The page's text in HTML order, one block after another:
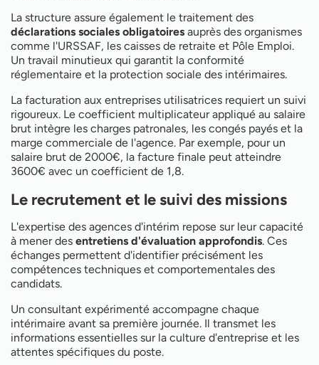
La structure assure également le traitement des
déclarations sociales obligatoires auprès des organismes
comme l'URSSAF, les caisses de retraite et Pôle Emploi.
Un travail minutieux qui garantit la conformité
réglementaire et la protection sociale des intérimaires.
La facturation aux entreprises utilisatrices requiert un suivi
rigoureux. Le coefficient multiplicateur appliqué au salaire
brut intègre les charges patronales, les congés payés et la
marge commerciale de l'agence. Par exemple, pour un
salaire brut de 2000€, la facture finale peut atteindre
3600€ avec un coefficient de 1,8.
Le recrutement et le suivi des missions
L'expertise des agences d'intérim repose sur leur capacité
à mener des entretiens d'évaluation approfondis. Ces
échanges permettent d'identifier précisément les
compétences techniques et comportementales des
candidats.
Un consultant expérimenté accompagne chaque
intérimaire avant sa première journée. Il transmet les
informations essentielles sur la culture d'entreprise et les
attentes spécifiques du poste.